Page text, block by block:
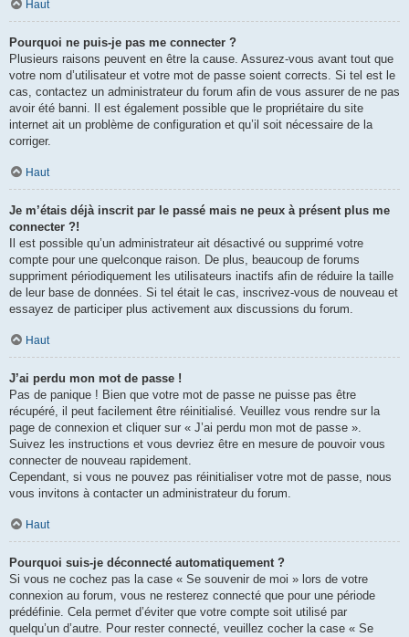
Haut
Pourquoi ne puis-je pas me connecter ?
Plusieurs raisons peuvent en être la cause. Assurez-vous avant tout que
votre nom d’utilisateur et votre mot de passe soient corrects. Si tel est le
cas, contactez un administrateur du forum afin de vous assurer de ne pas
avoir été banni. Il est également possible que le propriétaire du site
internet ait un problème de configuration et qu’il soit nécessaire de la
corriger.
Haut
Je m’étais déjà inscrit par le passé mais ne peux à présent plus me
connecter ?!
Il est possible qu’un administrateur ait désactivé ou supprimé votre
compte pour une quelconque raison. De plus, beaucoup de forums
suppriment périodiquement les utilisateurs inactifs afin de réduire la taille
de leur base de données. Si tel était le cas, inscrivez-vous de nouveau et
essayez de participer plus activement aux discussions du forum.
Haut
J’ai perdu mon mot de passe !
Pas de panique ! Bien que votre mot de passe ne puisse pas être
récupéré, il peut facilement être réinitialisé. Veuillez vous rendre sur la
page de connexion et cliquer sur « J’ai perdu mon mot de passe ».
Suivez les instructions et vous devriez être en mesure de pouvoir vous
connecter de nouveau rapidement.
Cependant, si vous ne pouvez pas réinitialiser votre mot de passe, nous
vous invitons à contacter un administrateur du forum.
Haut
Pourquoi suis-je déconnecté automatiquement ?
Si vous ne cochez pas la case « Se souvenir de moi » lors de votre
connexion au forum, vous ne resterez connecté que pour une période
prédéfinie. Cela permet d’éviter que votre compte soit utilisé par
quelqu’un d’autre. Pour rester connecté, veuillez cocher la case « Se